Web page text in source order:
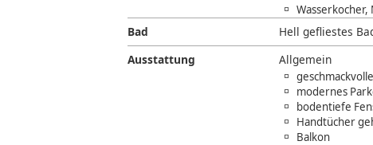
Wasserkocher,
Bad
Hell gefliestes
Ausstattung
Allgemein
modernes
bodentiefe
Handtücher
Balkon